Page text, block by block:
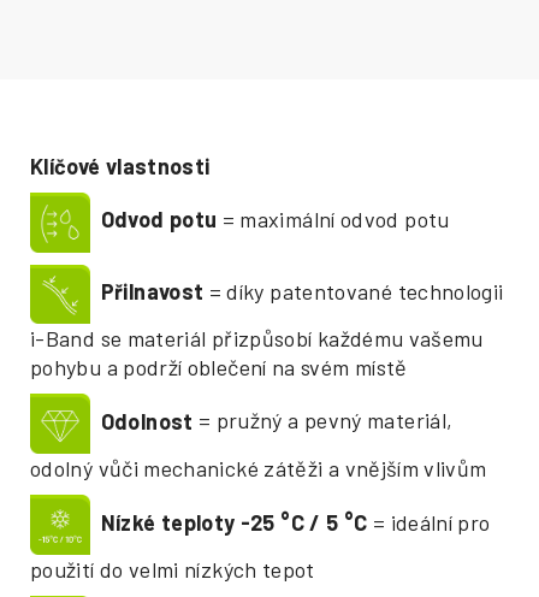
Klíčové vlastnosti
Odvod potu = maximální odvod potu
Přilnavost = díky patentované technologii
i-Band se materiál přizpůsobí každému vašemu
pohybu a podrží oblečení na svém místě
Odolnost = pružný a pevný materiál,
odolný vůči mechanické zátěži a vnějším vlivům
Nízké teploty -25 °C / 5 °C = ideální pro
použití do velmi nízkých tepot